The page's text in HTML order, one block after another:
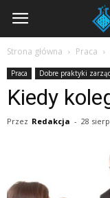
DNAsoftware.pl
Strona główna Praca
Praca Dobre praktyki
Kiedy
Przez Redakcja - 28